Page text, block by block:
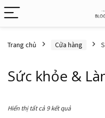
Trang chủ Cửa hàng
Sức khỏe &
Hiển thị tất cả 9 kết quả